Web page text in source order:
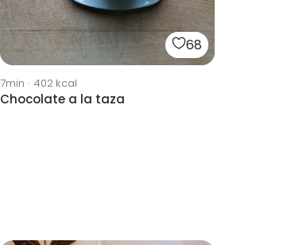
68
7min · 402kcal
Chocolate a la taza